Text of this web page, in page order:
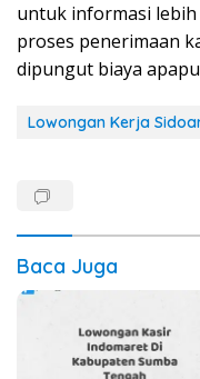
untuk informasi
proses penerimaan
dipungut biaya
Lowongan Kerja
Baca Juga